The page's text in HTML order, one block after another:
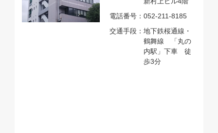
電話番号： 052-211-8185
交通手段： 地下鉄桜通線・
鶴舞線 「丸の
内駅」下車 徒
歩3分